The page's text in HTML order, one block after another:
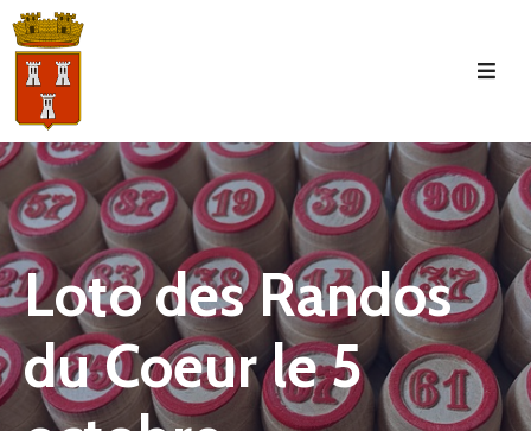
Accueil
La
Commune
Tourisme
Manifestations
Vie
Municipale
Loto des Randos
du Coeur le 5